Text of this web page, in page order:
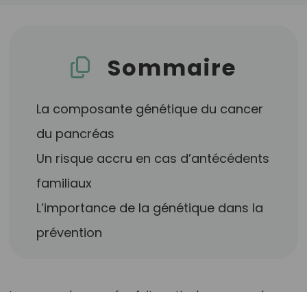
Sommaire
La composante génétique du cancer
du pancréas
Un risque accru en cas d’antécédents
familiaux
L’importance de la génétique dans la
prévention